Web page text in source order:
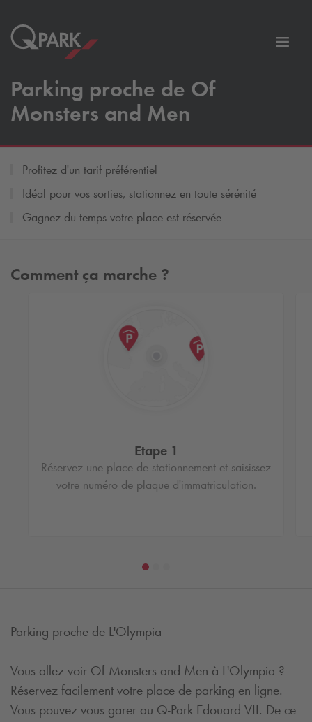
Parking proche de Of
Monsters and Men
Profitez d'un tarif préférentiel
Idéal pour vos sorties, stationnez en toute sérénité
Gagnez du temps votre place est réservée
Comment ça marche ?
Etape 1
Réservez une place de stationnement et saisissez
votre numéro de plaque d'immatriculation.
Parking proche de L'Olympia
Vous allez voir Of Monsters and Men à L'Olympia ?
Réservez facilement votre place de parking en ligne.
Vous pouvez vous garer au Q-Park Edouard VII. De ce